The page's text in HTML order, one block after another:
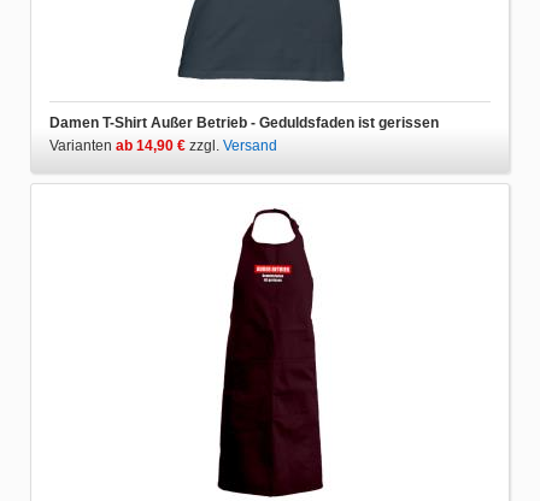
Damen T-Shirt Außer Betrieb - Geduldsfaden ist gerissen
Varianten ab 14,90 € zzgl. Versand